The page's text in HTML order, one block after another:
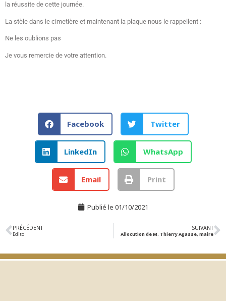
la réussite de cette journée.
La stèle dans le cimetière et maintenant la plaque nous le rappellent :
Ne les oublions pas
Je vous remercie de votre attention.
Facebook Twitter
LinkedIn WhatsApp
Email Print
Publié le 01/10/2021
PRÉCÉDENT
Edito
SUIVANT
Allocution de M. Thierry Agasse, maire